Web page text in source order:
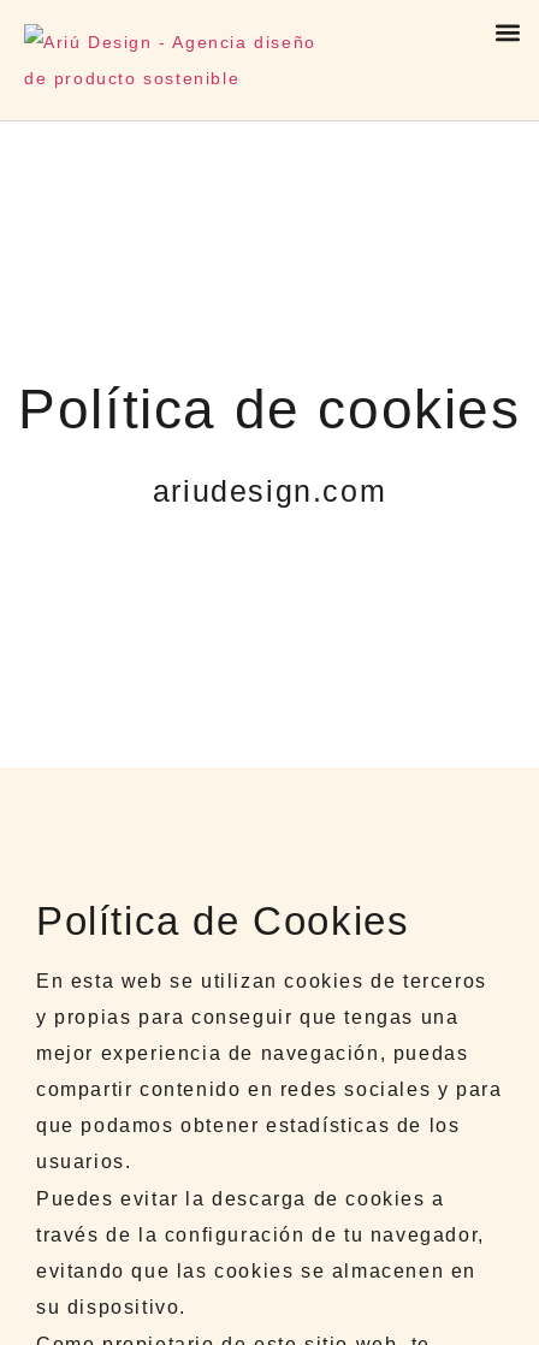
Política de cookies
ariudesign.com
Política de Cookies
En esta web se utilizan cookies de terceros
y propias para conseguir que tengas una
mejor experiencia de navegación, puedas
compartir contenido en redes sociales y para
que podamos obtener estadísticas de los
usuarios.
Puedes evitar la descarga de cookies a
través de la configuración de tu navegador,
evitando que las cookies se almacenen en
su dispositivo.